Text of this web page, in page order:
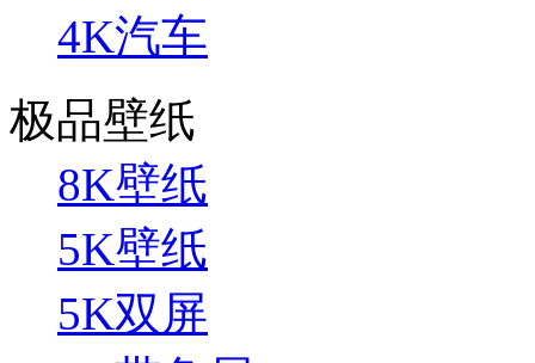
4K汽车
极品壁纸
8K壁纸
5K壁纸
5K双屏